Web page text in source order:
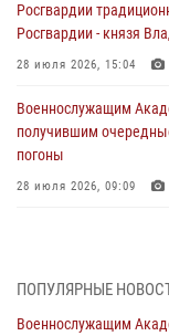
Росгвардии
Росгвардии - князя
28 июля 2026, 15:04
Военнослужащим
получившим
погоны
28 июля 2026, 09:09
27 июля 2026, 14:49
Военная академия
ПОПУЛЯРНЫЕ
Военнослужащим